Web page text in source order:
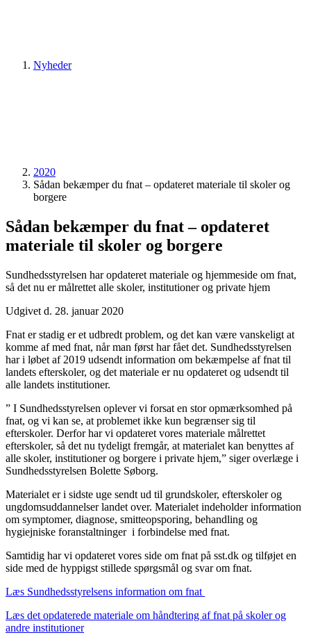
Nyheder
2020
Sådan bekæmper du fnat – opdateret materiale til skoler og
borgere
Sådan bekæmper du fnat – opdateret
materiale til skoler og borgere
Sundhedsstyrelsen har opdateret materiale og hjemmeside om fnat,
så det nu er målrettet alle skoler, institutioner og private hjem
Udgivet d. 28. januar 2020
Fnat er stadig er et udbredt problem, og det kan være vanskeligt at
komme af med fnat, når man først har fået det. Sundhedsstyrelsen
har i løbet af 2019 udsendt information om bekæmpelse af fnat til
landets efterskoler, og det materiale er nu opdateret og udsendt til
alle landets institutioner.
” I Sundhedsstyrelsen oplever vi forsat en stor opmærksomhed på
fnat, og vi kan se, at problemet ikke kun begrænser sig til
efterskoler. Derfor har vi opdateret vores materiale målrettet
efterskoler, så det nu tydeligt fremgår, at materialet kan benyttes af
alle skoler, institutioner og borgere i private hjem,” siger overlæge i
Sundhedsstyrelsen Bolette Søborg.
Materialet er i sidste uge sendt ud til grundskoler, efterskoler og
ungdomsuddannelser landet over. Materialet indeholder information
om symptomer, diagnose, smitteopsporing, behandling og
hygiejniske foranstaltninger i forbindelse med fnat.
Samtidig har vi opdateret vores side om fnat på sst.dk og tilføjet en
side med de hyppigst stillede spørgsmål og svar om fnat.
Læs Sundhedsstyrelsens information om fnat
Læs det opdaterede materiale om håndtering af fnat på skoler og
andre institutioner